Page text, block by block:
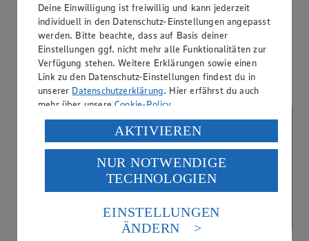
EDEKA smart
Deine Einwilligung ist freiwillig und kann jederzeit
individuell in den Datenschutz-Einstellungen angepasst
werden. Bitte beachte, dass auf Basis deiner
Einstellungen ggf. nicht mehr alle Funktionalitäten zur
Verfügung stehen. Weitere Erklärungen sowie einen
Link zu den Datenschutz-Einstellungen findest du in
unserer Datenschutzerklärung. Hier erfährst du auch
mehr über unsereCookie-Policy.
Verarbeitung deiner personenbezogenen Daten in den
USA durch Facebook und YouTube:
Wenn du auf „Aktivieren“ klickst, willigst du im Sinne
des Art. 49 Abs. 1 Satz 1 lit. a) DSGVO ein, dass deine
Daten in den USA verarbeitet werden. Der EuGH sieht
die USA als Land mit einem nach europäischen
Standards nicht angemessenen Datenschutzniveau an.
Es besteht das Risiko eines Zugriffs durch US-
AKTIVIEREN
NUR NOTWENDIGE
TECHNOLOGIEN
EINSTELLUNGEN
ÄNDERN